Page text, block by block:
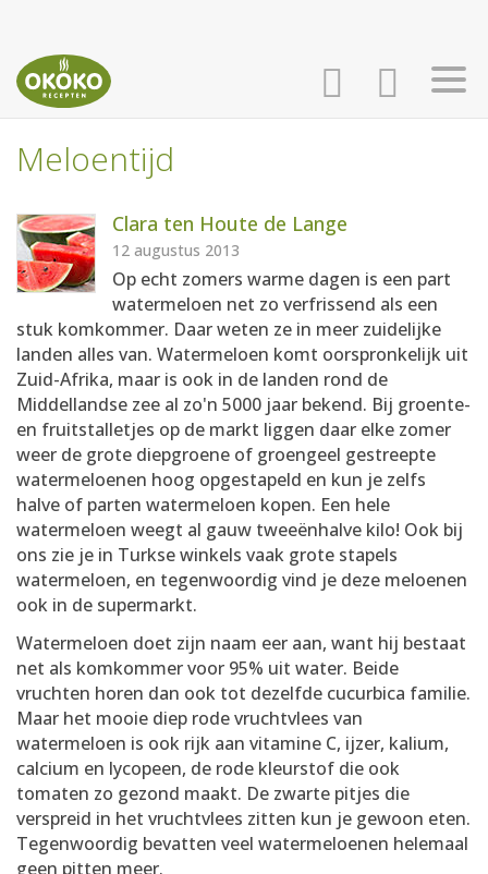
AANMELDEN
RECEPTEN
WEEKMENU'S
KOOKBOEKEN
Meloentijd
Clara ten Houte de Lange
12 augustus 2013
Op echt zomers warme dagen is een part
watermeloen net zo verfrissend als een
stuk komkommer. Daar weten ze in meer zuidelijke
landen alles van. Watermeloen komt oorspronkelijk uit
Zuid-Afrika, maar is ook in de landen rond de
Middellandse zee al zo'n 5000 jaar bekend. Bij groente-
en fruitstalletjes op de markt liggen daar elke zomer
weer de grote diepgroene of groengeel gestreepte
watermeloenen hoog opgestapeld en kun je zelfs
halve of parten watermeloen kopen. Een hele
watermeloen weegt al gauw tweeënhalve kilo! Ook bij
ons zie je in Turkse winkels vaak grote stapels
watermeloen, en tegenwoordig vind je deze meloenen
ook in de supermarkt.
Watermeloen doet zijn naam eer aan, want hij bestaat
net als komkommer voor 95% uit water. Beide
vruchten horen dan ook tot dezelfde cucurbica familie.
Maar het mooie diep rode vruchtvlees van
watermeloen is ook rijk aan vitamine C, ijzer, kalium,
calcium en lycopeen, de rode kleurstof die ook
tomaten zo gezond maakt. De zwarte pitjes die
verspreid in het vruchtvlees zitten kun je gewoon eten.
Tegenwoordig bevatten veel watermeloenen helemaal
geen pitten meer.